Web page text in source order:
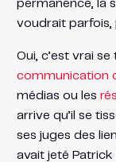
permanence, la
voudrait parfois,
Oui, c’est vrai
communication
médias ou les
arrive qu’il se
ses juges des
avait jeté Patrick